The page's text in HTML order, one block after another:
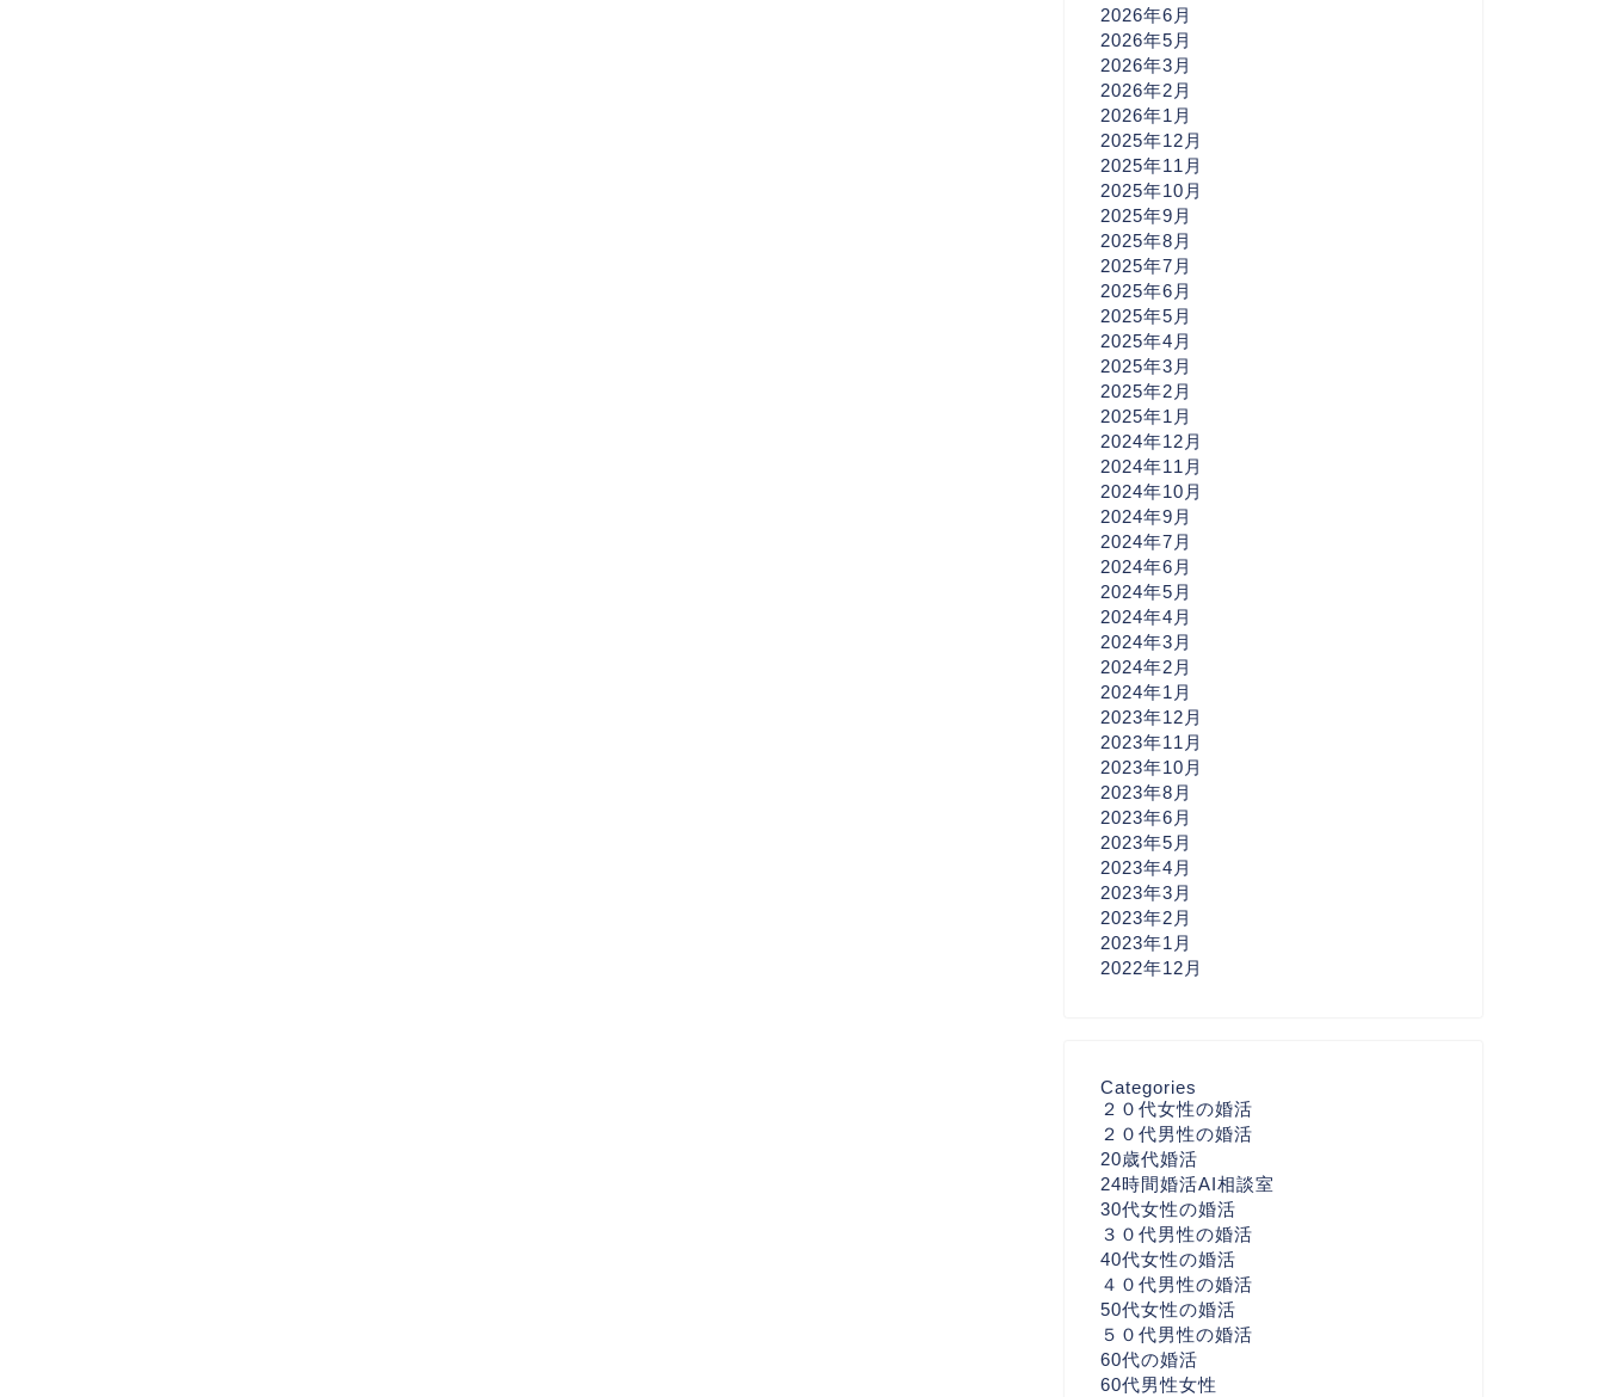
2026年6月
2026年5月
2026年3月
2026年2月
2026年1月
2025年12月
2025年11月
2025年10月
2025年9月
2025年8月
2025年7月
2025年6月
2025年5月
2025年4月
2025年3月
2025年2月
2025年1月
2024年12月
2024年11月
2024年10月
2024年9月
2024年7月
2024年6月
2024年5月
2024年4月
2024年3月
2024年2月
2024年1月
2023年12月
2023年11月
2023年10月
2023年8月
2023年6月
2023年5月
2023年4月
2023年3月
2023年2月
2023年1月
2022年12月
Categories
２０代女性の婚活
２０代男性の婚活
20歳代婚活
24時間婚活AI相談室
30代女性の婚活
３０代男性の婚活
40代女性の婚活
４０代男性の婚活
50代女性の婚活
５０代男性の婚活
60代の婚活
60代男性女性